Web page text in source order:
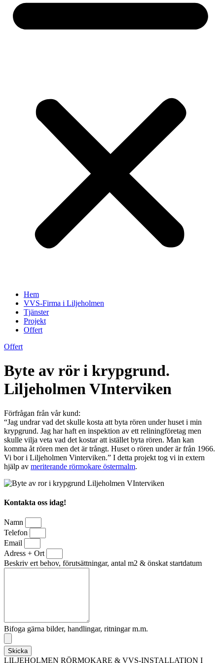
Hem
VVS-Firma i Liljeholmen
Tjänster
Projekt
Offert
Offert
Byte av rör i krypgrund.
Liljeholmen VInterviken
Förfrågan från vår kund:
“Jag undrar vad det skulle kosta att byta rören under huset i min
krypgrund. Jag har haft en inspektion av ett reliningföretag men
skulle vilja veta vad det kostar att istället byta rören. Man kan
komma åt rören men det är trångt. Huset o rören under är från 1966.
Vi bor i Liljeholmen Vinterviken.” I detta projekt tog vi in extern
hjälp av meriterande rörmokare östermalm.
Kontakta oss idag!
Namn
Telefon
Email
Adress + Ort
Beskriv ert behov, förutsättningar, antal m2 & önskat startdatum
Bifoga gärna bilder, handlingar, ritningar m.m.
Skicka
LILJEHOLMEN RÖRMOKARE & VVS-INSTALLATION I